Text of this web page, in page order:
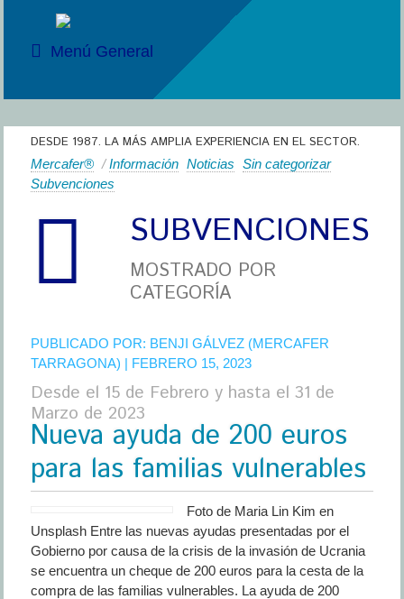
Menú General
DESDE 1987. LA MÁS AMPLIA EXPERIENCIA EN EL SECTOR.
Mercafer® /Información Noticias Sin categorizar
Subvenciones
SUBVENCIONES
MOSTRADO POR
CATEGORÍA
PUBLICADO POR: BENJI GÁLVEZ (MERCAFER
TARRAGONA) | FEBRERO 15, 2023
Desde el 15 de Febrero y hasta el 31 de
Marzo de 2023
Nueva ayuda de 200 euros
para las familias vulnerables
Foto de Maria Lin Kim en
Unsplash Entre las nuevas ayudas presentadas por el
Gobierno por causa de la crisis de la invasión de Ucrania
se encuentra un cheque de 200 euros para la cesta de la
compra de las familias vulnerables. La ayuda de 200